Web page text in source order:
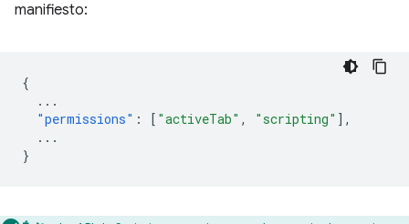
manifiesto:
{
...
"permissions" : [ "activeTab" , "scripting" ],
...
}